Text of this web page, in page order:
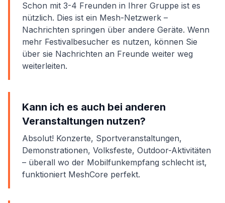
Schon mit 3-4 Freunden in Ihrer Gruppe ist es
nützlich. Dies ist ein Mesh-Netzwerk –
Nachrichten springen über andere Geräte. Wenn
mehr Festivalbesucher es nutzen, können Sie
über sie Nachrichten an Freunde weiter weg
weiterleiten.
Kann ich es auch bei anderen
Veranstaltungen nutzen?
Absolut! Konzerte, Sportveranstaltungen,
Demonstrationen, Volksfeste, Outdoor-Aktivitäten
– überall wo der Mobilfunkempfang schlecht ist,
funktioniert MeshCore perfekt.